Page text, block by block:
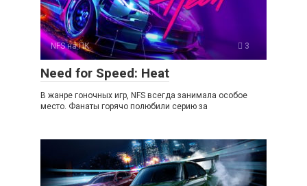
NFS на ПК 3
Need for Speed: Heat
В жанре гоночных игр, NFS всегда занимала особое
место. Фанаты горячо полюбили серию за